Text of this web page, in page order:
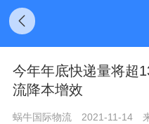
今年年底快递量将超
流降本增效
蜗牛国际物流 2021-11-14